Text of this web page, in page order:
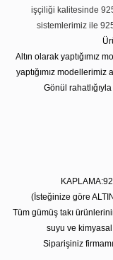
işçiliği kalitesinde
sistemlerimiz ile
Altın olarak yaptığımız
yaptığımız
Gönül
(İsteğinize göre
Tüm gümüş takı
suyu ve
Siparişiniz